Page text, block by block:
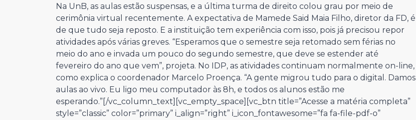
Na UnB, as aulas estão suspensas, e a última turma de direito colou grau por meio de
cerimônia virtual recentemente. A expectativa de Mamede Said Maia Filho, diretor da FD, é
de que tudo seja reposto. E a instituição tem experiência com isso, pois já precisou repor
atividades após várias greves. “Esperamos que o semestre seja retomado sem férias no
meio do ano e invada um pouco do segundo semestre, que deve se estender até
fevereiro do ano que vem”, projeta. No IDP, as atividades continuam normalmente on-line,
como explica o coordenador Marcelo Proença. “A gente migrou tudo para o digital. Damos
aulas ao vivo. Eu ligo meu computador às 8h, e todos os alunos estão me
esperando.”[/vc_column_text][vc_empty_space][vc_btn title=”Acesse a matéria completa”
style=”classic” color=”primary” i_align=”right” i_icon_fontawesome=”fa fa-file-pdf-o”